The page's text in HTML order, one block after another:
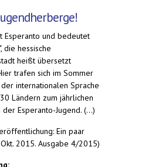
Esperanto und bedeutet
die hessische
heißt übersetzt
trafen sich im Sommer
internationalen Sprache
Ländern zum jährlichen
Esperanto-Jugend. (...)
Ein paar
2015. Ausgabe 4/2015)